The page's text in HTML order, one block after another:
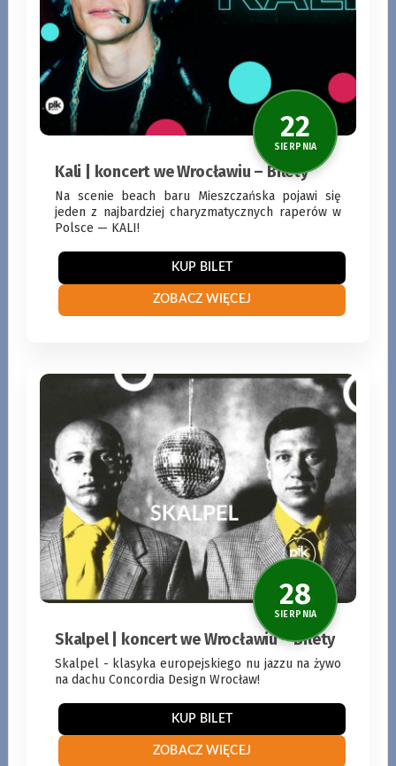
KUP BILET
ZOBACZ WIĘCEJ
KUP BILET
ZOBACZ WIĘCEJ
Kali | koncert we Wrocławiu – Bilety
Na scenie beach baru Mieszczańska pojawi się
jeden z najbardziej charyzmatycznych raperów w
Polsce — KALI!
Skalpel | koncert we Wrocławiu – Bilety
Skalpel - klasyka europejskiego nu jazzu na żywo
na dachu Concordia Design Wrocław!